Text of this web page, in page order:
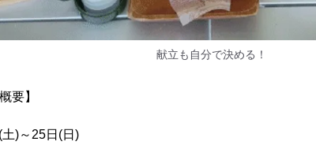
献立も自分で決める！
要】
)～25日(日)